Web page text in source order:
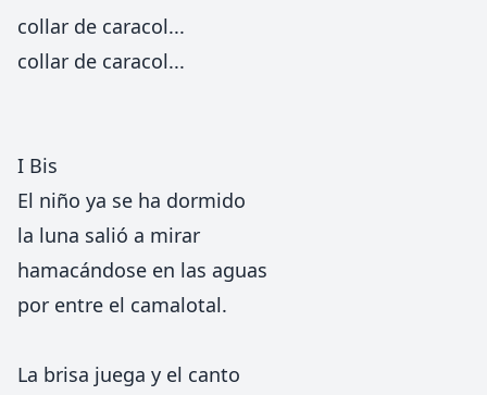
collar de caracol...
collar de caracol...
I Bis
El niño ya se ha dormido
la luna salió a mirar
hamacándose en las aguas
por entre el camalotal.
La brisa juega y el canto